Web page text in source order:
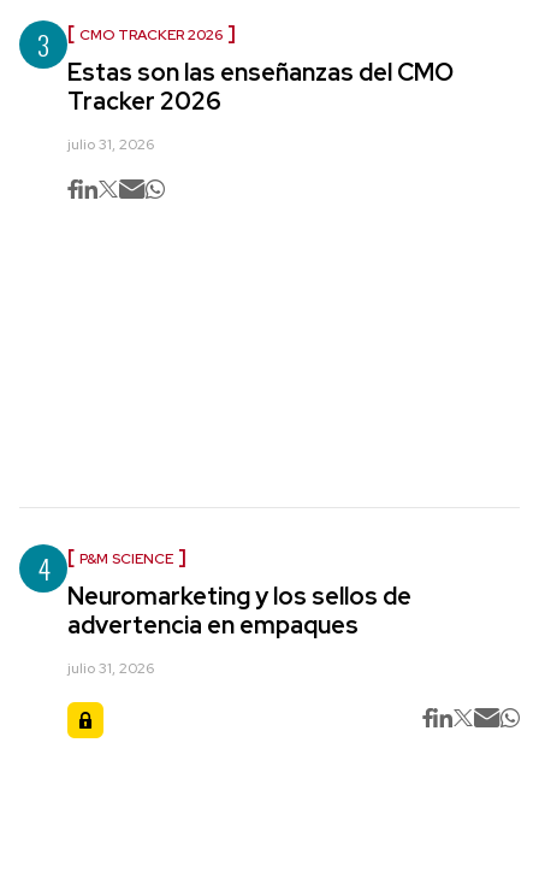
3 CMO TRACKER 2026
Estas son las enseñanzas del CMO
Tracker 2026
julio 31, 2026
4 P&M SCIENCE
Neuromarketing y los sellos de
advertencia en empaques
julio 31, 2026